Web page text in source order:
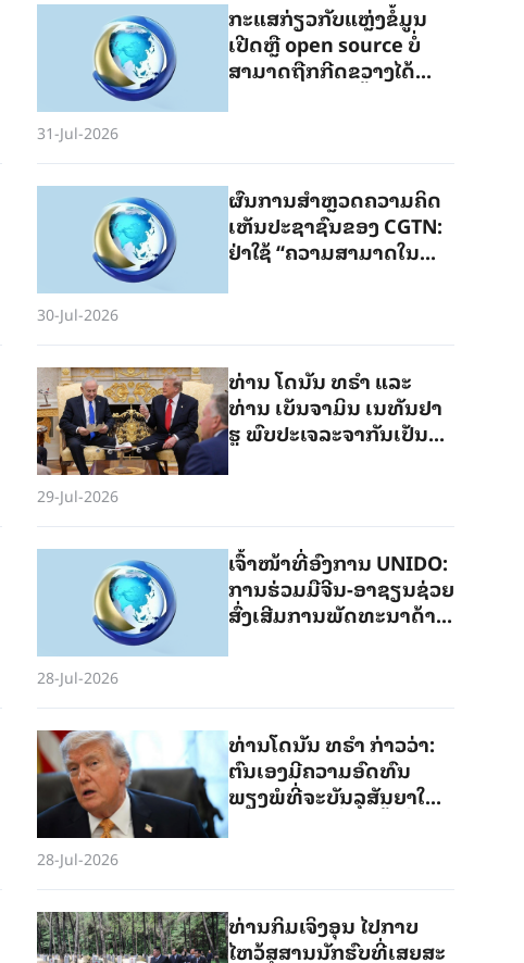
ກະແສກ່ຽວກັບແຫຼ່ງຂໍ້ມູນ
ເປີດຫຼື open source ບໍ່
ສາມາດຖືກກີດຂວາງໄດ້
31-Jul-2026
ຜົນ​ກາ​ນ​ສຳ​ຫຼວດຄວາມ​ຄິດ​
ເຫັນ​ປະ​ຊາ​ຊົນຂອງ CGTN:
ຢ່າ​ໃຊ້ “ຄວາມ​ສາມາດ​​ໃນ​
30-Jul-2026
ທ່ານ ໂດ​ນັນ ທ​ຣຳ ແລະ​
ທ່ານ ເບັນ​ຈາມິນ ເນ​ທັນ​ຢາ​
ຮູ ພົບ​ປະ​ເຈ​ລະ​ຈາກັນ​ເປັນ​ຄັ້ງ​
29-Jul-2026
ເຈົ້າ​ໜ້າ​ທີ່ອົງ​ການ UNIDO:
ການ​ຮ່ວມ​ມື​ຈີນ-ອາ​ຊຽນ​ຊ່ວຍ​
ສົ່ງ​ເສີມການ​ພັດ​ທະ​ນາ​ດ້ານ​
28-Jul-2026
ທ່ານໂດນັນ ທຣຳ ກ່າວວ່າ:
ຕົນເອງມີຄວາມອົດທົນ
ພຽງພໍທີ່ຈະບັນລຸສັນຍາໃໝ່
28-Jul-2026
ທ່ານ​ກິມ​ເຈິງ​ອຸນ ໄປ​ກາບ​
ໄຫວ້​ສຸ​ສານ​ນັກ​ຮົບທີ່​ເສ​ຍ​ສະ​